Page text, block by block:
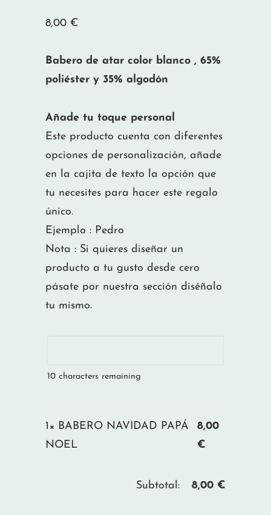
8,00 €
Babero de atar color blanco , 65%
poliéster y 35% algodón
Añade tu toque personal
Este producto cuenta con diferentes
opciones de personalización, añade
en la cajita de texto la opción que
tu necesites para hacer este regalo
único.
Ejemplo : Pedro
Nota : Si quieres diseñar un
producto a tu gusto desde cero
pásate por nuestra sección diséñalo
tu mismo.
10 characters remaining
1× BABERO NAVIDAD PAPÁ
NOEL
8,00
€
Subtotal: 8,00 €